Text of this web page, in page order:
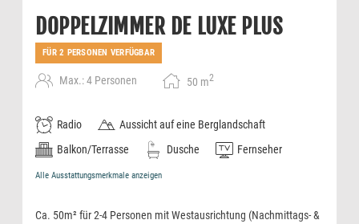
DOPPELZIMMER DE LUXE PLUS
FÜR 2 PERSONEN VERFÜGBAR
Max.: 4 Personen 50 m2
Radio
Aussicht auf eine Berglandschaft
Balkon/Terrasse
Dusche Fernseher
Alle Ausstattungsmerkmale anzeigen
Ca. 50m² für 2-4 Personen mit Westausrichtung (Nachmittags- &